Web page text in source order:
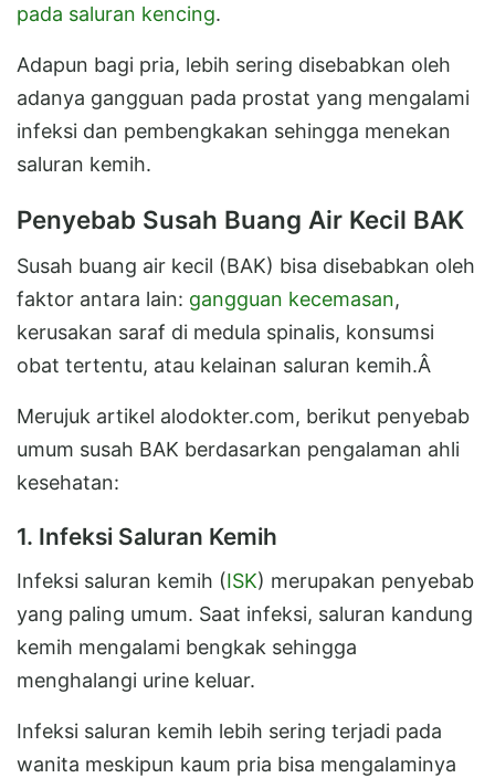
pada saluran kencing.
Adapun bagi pria, lebih sering disebabkan oleh
adanya gangguan pada prostat yang mengalami
infeksi dan pembengkakan sehingga menekan
saluran kemih.
Penyebab Susah Buang Air Kecil BAK
Susah buang air kecil (BAK) bisa disebabkan oleh
faktor antara lain: gangguan kecemasan,
kerusakan saraf di medula spinalis, konsumsi
obat tertentu, atau kelainan saluran kemih.Â
Merujuk artikel alodokter.com, berikut penyebab
umum susah BAK berdasarkan pengalaman ahli
kesehatan:
1. Infeksi Saluran Kemih
Infeksi saluran kemih (ISK) merupakan penyebab
yang paling umum. Saat infeksi, saluran kandung
kemih mengalami bengkak sehingga
menghalangi urine keluar.
Infeksi saluran kemih lebih sering terjadi pada
wanita meskipun kaum pria bisa mengalaminya